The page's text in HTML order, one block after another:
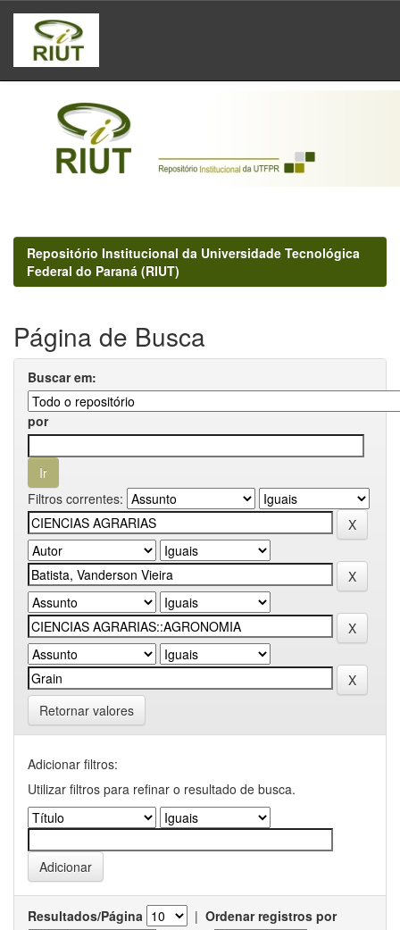
Skip
navigation
Repositório Institucional da Universidade Tecnológica
Federal do Paraná (RIUT)
Página de Busca
Buscar em:
por
Filtros correntes:
Retornar valores
Adicionar filtros:
Utilizar filtros para refinar o resultado de busca.
Resultados/Página | Ordenar registros por